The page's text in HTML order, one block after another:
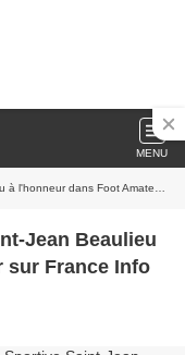
MENU
dans Foot Amateur sur France Info
Jean Beaulieu
sur France Info